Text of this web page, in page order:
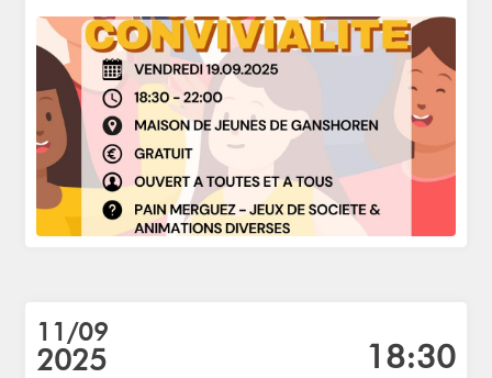
11/09
2025 18:30